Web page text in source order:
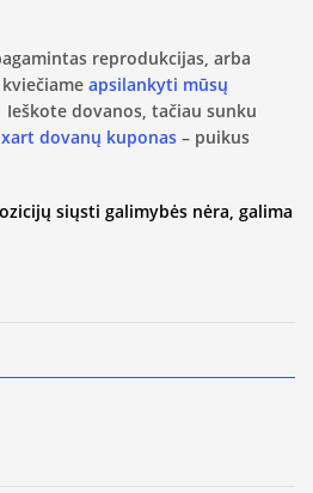
reprodukcijas, arba
apsilankyti mūsų
Ieškote dovanos, tačiau sunku
dovanų kuponas – puikus
siųsti galimybės nėra, galima